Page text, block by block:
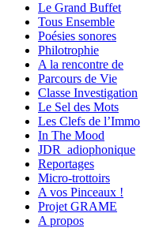
Le Grand Buffet
Tous Ensemble
Poésies sonores
Philotrophie
A la rencontre de
Parcours de Vie
Classe Investigation
Le Sel des Mots
Les Clefs de l’Immo
In The Mood
JDR_adiophonique
Reportages
Micro-trottoirs
A vos Pinceaux !
Projet GRAME
A propos